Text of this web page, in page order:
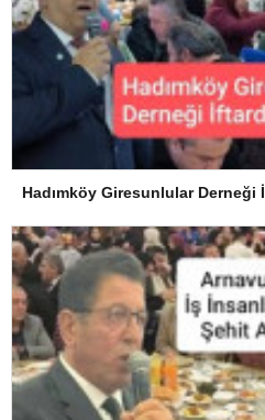
Hadımköy Giresunlular Derneği